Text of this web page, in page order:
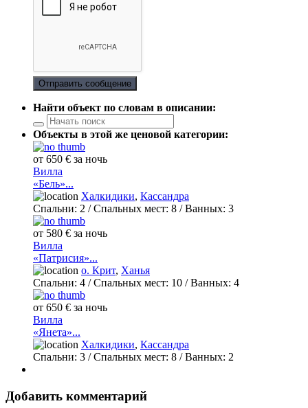
Отправить сообщение
Найти объект по словам в описании:
Объекты в этой же ценовой категории:
от 650 € за ночь
Вилла
«Бель»...
Халкидики, Кассандра
Спальни: 2 / Спальных мест: 8 /Ванных: 3
от 580 € за ночь
Вилла
«Патрисия»...
о. Крит, Ханья
Спальни: 4 / Спальных мест: 10 /Ванных: 4
от 650 € за ночь
Вилла
«Янета»...
Халкидики, Кассандра
Спальни: 3 / Спальных мест: 8 /Ванных: 2
Добавить комментарий